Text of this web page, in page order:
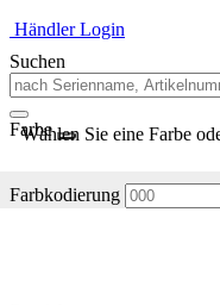
Händler Login
Suchen
Farbe
Wählen Sie eine Farbe
Farbkodierung